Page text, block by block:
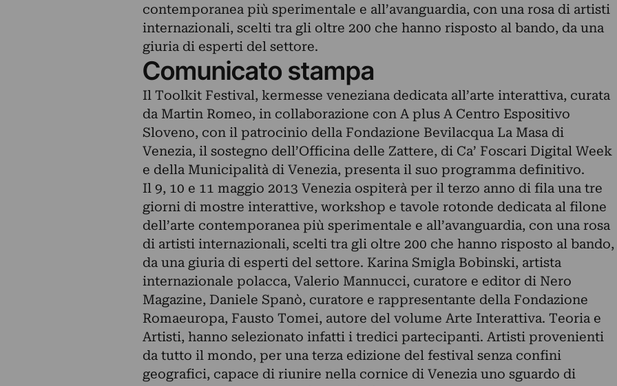
contemporanea più sperimentale e all’avanguardia, con una rosa di artisti
internazionali, scelti tra gli oltre 200 che hanno risposto al bando, da una
giuria di esperti del settore.
Comunicato stampa
Il Toolkit Festival, kermesse veneziana dedicata all’arte interattiva, curata
da Martin Romeo, in collaborazione con A plus A Centro Espositivo
Sloveno, con il patrocinio della Fondazione Bevilacqua La Masa di
Venezia, il sostegno dell’Officina delle Zattere, di Ca’ Foscari Digital Week
e della Municipalità di Venezia, presenta il suo programma definitivo.
Il 9, 10 e 11 maggio 2013 Venezia ospiterà per il terzo anno di fila una tre
giorni di mostre interattive, workshop e tavole rotonde dedicata al filone
dell’arte contemporanea più sperimentale e all’avanguardia, con una rosa
di artisti internazionali, scelti tra gli oltre 200 che hanno risposto al bando,
da una giuria di esperti del settore. Karina Smigla Bobinski, artista
internazionale polacca, Valerio Mannucci, curatore e editor di Nero
Magazine, Daniele Spanò, curatore e rappresentante della Fondazione
Romaeuropa, Fausto Tomei, autore del volume Arte Interattiva. Teoria e
Artisti, hanno selezionato infatti i tredici partecipanti. Artisti provenienti
da tutto il mondo, per una terza edizione del festival senza confini
geografici, capace di riunire nella cornice di Venezia uno sguardo di